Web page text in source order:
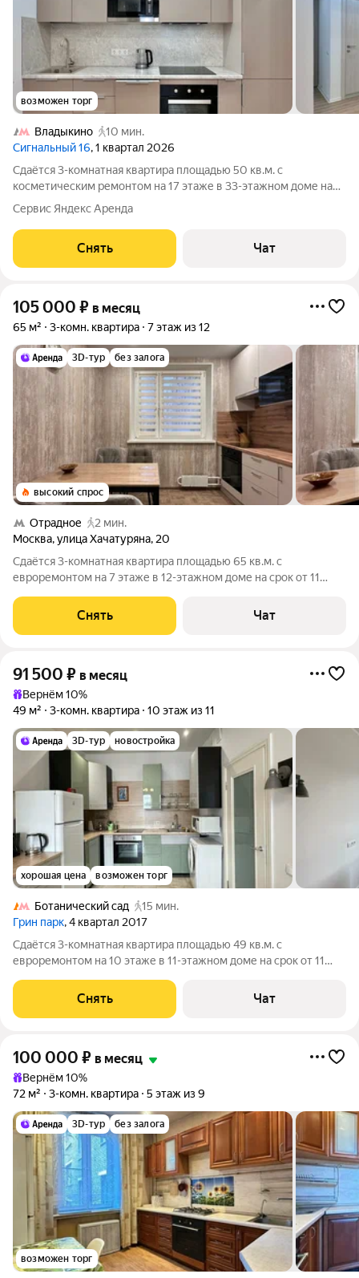
возможен торг
Владыкино
10 мин.
Сигнальный 16, 1 квартал 2026
Сдаётся 3-комнатная квартира площадью 50 кв.м. с
косметическим ремонтом на 17 этаже в 33-этажном доме на
срок от 11 месяцев. Из техники есть: Духовой шкаф Стиральная
машина Холодильник Посудомоечная машина Кондиционер
Микроволновка Пылесос Дом
Сервис Яндекс Аренда
Снять Чат
105 000 ₽ в месяц
65 м² 3-комн. квартира 7 этаж из 12
3D-тур без залога
высокий спрос
Отрадное
2 мин.
Москва,улица Хачатуряна, 20
Сдаётся 3-комнатная квартира площадью 65 кв.м. с
евроремонтом на 7 этаже в 12-этажном доме на срок от 11
Холодильник Микроволновка Пылесос Дом - панельный, окна
выходят во двор и на улицу.
Снять Чат
91 500 ₽ в месяц
Вернём 10%
49 м²
3-комн. квартира 10 этаж из 11
3D-тур новостройка
хорошая цена возможен торг
Ботанический сад
15 мин.
Грин парк, 4 квартал 2017
Сдаётся 3-комнатная квартира площадью 49 кв.м. с
евроремонтом на 10 этаже в 11-этажном доме на срок от 11
Стиральная машина Холодильник Кондиционер
Микроволновка Дом - монолитный, окна выходят во
Снять Чат
100 000 ₽ в месяц
Вернём 10%
72 м²
3-комн. квартира 5 этаж из 9
3D-тур без залога
возможен торг